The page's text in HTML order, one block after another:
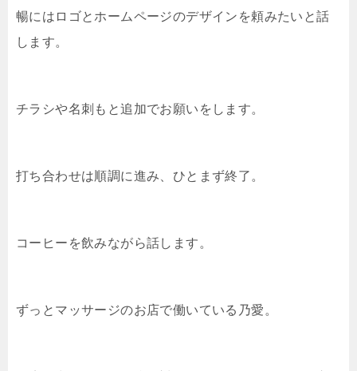
暢にはロゴとホームページのデザインを頼みたいと話
します。
チラシや名刺もと追加でお願いをします。
打ち合わせは順調に進み、ひとまず終了。
コーヒーを飲みながら話します。
ずっとマッサージのお店で働いている乃愛。